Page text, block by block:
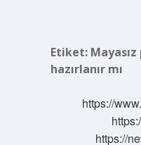
Etiket:
hazırlanır mı
https://
https://